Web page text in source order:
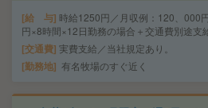
給 与 時給1250円／月収例：120、000
円×8時間×12日勤務の場合＋交通費別途支
交通費 実費支給／当社規定あり。
勤務地 有名牧場のすぐ近く